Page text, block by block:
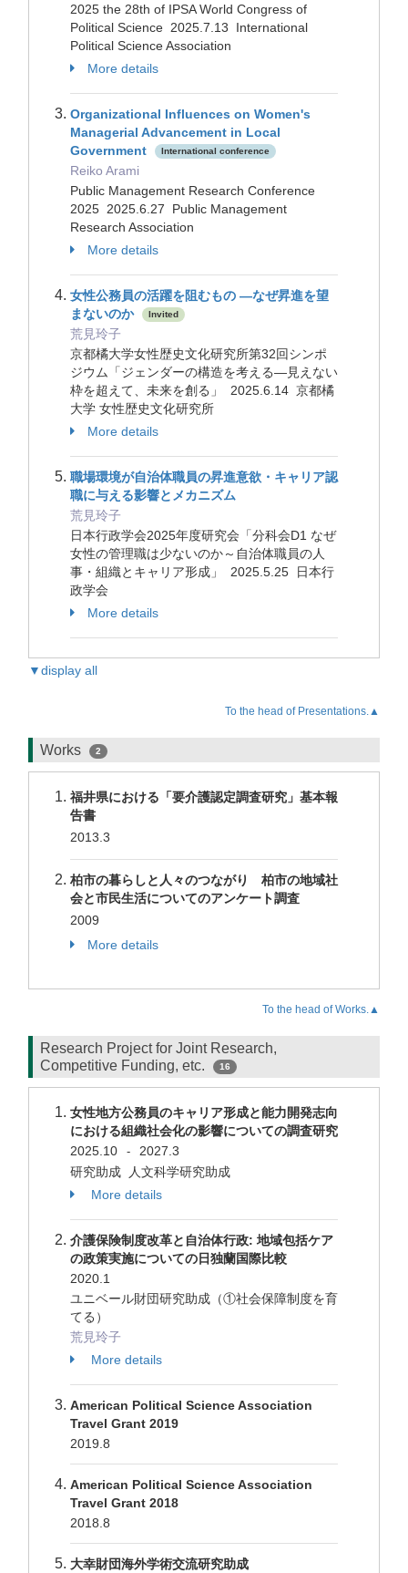
2025 the 28th of IPSA World Congress of
Political Science 2025.7.13 International
Political Science Association
More details
Organizational Influences on Women's
Managerial Advancement in Local
Government
International conference
Reiko Arami
Public Management Research Conference
2025 2025.6.27 Public Management
Research Association
More details
女性公務員の活躍を阻むもの ―なぜ昇進を望
まないのか
Invited
荒見玲子
京都橘大学女性歴史文化研究所第32回シンポ
ジウム「ジェンダーの構造を考える―見えない
枠を超えて、未来を創る」 2025.6.14 京都橘
大学 女性歴史文化研究所
More details
職場環境が自治体職員の昇進意欲・キャリア認
職に与える影響とメカニズム
荒見玲子
日本行政学会2025年度研究会「分科会D1 なぜ
女性の管理職は少ないのか～自治体職員の人
事・組織とキャリア形成」 2025.5.25 日本行
政学会
More details
▼display all
To the head of Presentations.▲
Works 2
福井県における「要介護認定調査研究」基本報
告書
2013.3
柏市の暮らしと人々のつながり 柏市の地域社
会と市民生活についてのアンケート調査
2009
More details
To the head of Works.▲
Research Project for Joint Research,
Competitive Funding, etc.
16
女性地方公務員のキャリア形成と能力開発志向
における組織社会化の影響についての調査研究
2025.10
-
2027.3
研究助成 人文科学研究助成
More details
介護保険制度改革と自治体行政: 地域包括ケア
の政策実施についての日独蘭国際比較
2020.1
ユニベール財団研究助成（①社会保障制度を育
てる）
荒見玲子
More details
American Political Science Association
Travel Grant 2019
2019.8
American Political Science Association
Travel Grant 2018
2018.8
大幸財団海外学術交流研究助成